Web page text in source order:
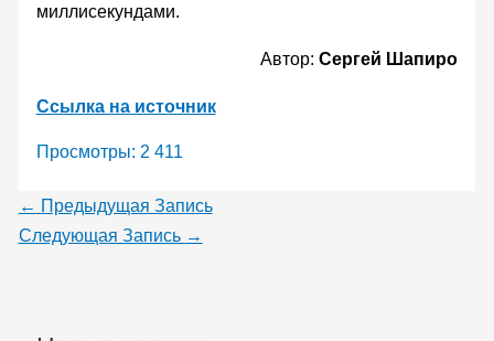
миллисекундами.
Автор:Сергей Шапиро
Ссылка на источник
Просмотры: 2 411
← Предыдущая Запись
Следующая Запись →